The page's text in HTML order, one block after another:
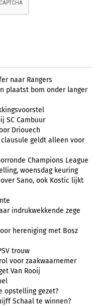
naar Rangers
plaatst bom onder langer
SC Cambuur
Driouech
geldt alleen voor
Champions League
woensdag keuring
Sano, ook Kostic lijkt
indrukwekkende zege
hereniging met Bosz
trouw
voor zaakwaarnemer
Van Rooij
opstelling gezet?
Schaal te winnen?